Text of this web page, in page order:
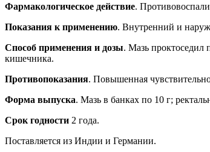
Фармакологическое действие.
Показания к применению. Внутренний и
Способ применения и дозы. Мазь проктоседил
кишечника.
Противопоказания. Повышенная
Форма выпуска. Мазь в банках по 10 г;
Срок годности 2 года.
Поставляется из Индии и Германии.